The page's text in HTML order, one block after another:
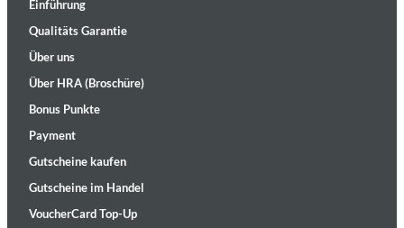
Einführung
Qualitäts Garantie
Über uns
Über HRA (Broschüre)
Bonus Punkte
Payment
Gutscheine kaufen
Gutscheine im Handel
VoucherCard Top-Up